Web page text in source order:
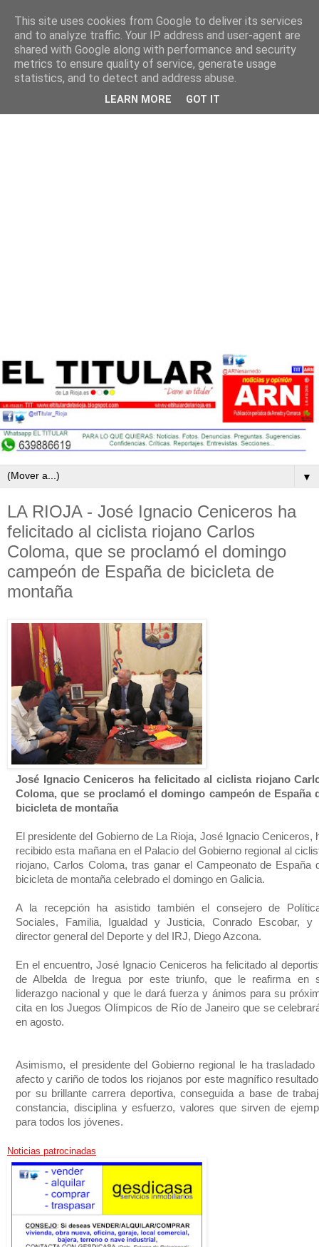
▼
LA RIOJA - José Ignacio Ceniceros ha
felicitado al ciclista riojano Carlos
Coloma, que se proclamó el domingo
campeón de España de bicicleta de
montaña
José Ignacio Ceniceros ha felicitado al ciclista riojano
Coloma, que se proclamó el domingo campeón de España
bicicleta de montaña
El presidente del Gobierno de La Rioja, José Ignacio Ceniceros,
recibido esta mañana en el Palacio del Gobierno regional al
riojano, Carlos Coloma, tras ganar el Campeonato de España
bicicleta de montaña celebrado el domingo en Galicia.
A la recepción ha asistido también el consejero de
Sociales, Familia, Igualdad y Justicia, Conrado Escobar, y
director general del Deporte y del IRJ, Diego Azcona.
En el encuentro, José Ignacio Ceniceros ha felicitado al
de Albelda de Iregua por este triunfo, que le reafirma en
liderazgo nacional y que le dará fuerza y ánimos para su
cita en los Juegos Olímpicos de Río de Janeiro que se
en agosto.
Asimismo, el presidente del Gobierno regional le ha trasladado
afecto y cariño de todos los riojanos por este magnífico
por su brillante carrera deportiva, conseguida a base de
constancia, disciplina y esfuerzo, valores que sirven de
para todos los jóvenes.
Noticias patrocinadas
This site uses cookies from Google to deliver its services
and to analyze traffic. Your IP address and user-agent are
shared with Google along with performance and security
metrics to ensure quality of service, generate usage
statistics, and to detect and address abuse.
LEARN MORE GOT IT